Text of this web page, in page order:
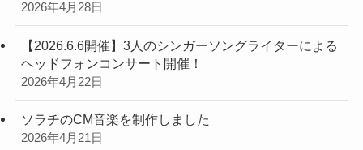
2026年4月28日
【2026.6.6開催】3人のシンガーソングライターによる
ヘッドフォンコンサート開催！
2026年4月22日
ソラチのCM音楽を制作しました
2026年4月21日